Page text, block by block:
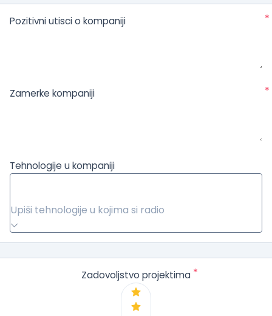
Pozitivni utisci o kompaniji *
Zamerke kompaniji *
Tehnologije u kompaniji
Upiši tehnologije u kojima si radio
Zadovoljstvo projektima *